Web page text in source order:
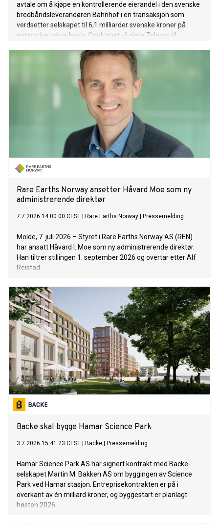
avtale om å kjøpe en kontrollerende eierandel i den svenske
bredbåndsleverandøren Bahnhof i en transaksjon som
verdsetter selskapet til 6,1 milliarder svenske kroner på
enterprise value-basis. Oppkjøpet vil gjøre Telenor til
Gjennomføringen av oppkjøpet, som er betinget av
myndighetsgodkjenninger, vil utløse en plikt for Telenor til å
fremsette et obligatorisk kontanttilbud til alle aksjonærer i
Rare Earths Norway ansetter Håvard Moe som ny
administrerende direktør
7.7.2026 14:00:00 CEST Rare Earths Norway Pressemelding
Molde, 7. juli 2026 – Styret i Rare Earths Norway AS (REN)
har ansatt Håvard I. Moe som ny administrerende direktør.
Han tiltrer stillingen 1. september 2026 og overtar etter Alf
Reistad.
Backe skal bygge Hamar Science Park
3.7.2026 15:41:23 CEST Backe Pressemelding
Hamar Science Park AS har signert kontrakt med Backe-
selskapet Martin M. Bakken AS om byggingen av Science
Park ved Hamar stasjon. Entreprisekontrakten er på i
overkant av én milliard kroner, og byggestart er planlagt
høsten 2026.